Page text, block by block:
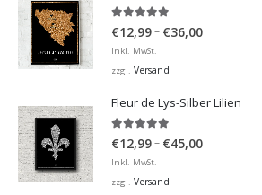
€12,99– €36,00Preisspanne:
Inkl. MwSt.
zzgl. Versand
Fleur de Lys-Silber Lilien
4.95von 5
€12,99– €45,00Preisspanne:
Inkl. MwSt.
zzgl. Versand